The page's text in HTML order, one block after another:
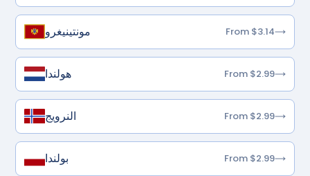
مونتينيغرو From $3.14
هولندا From $2.99
النرويج From $2.99
بولندا From $2.99